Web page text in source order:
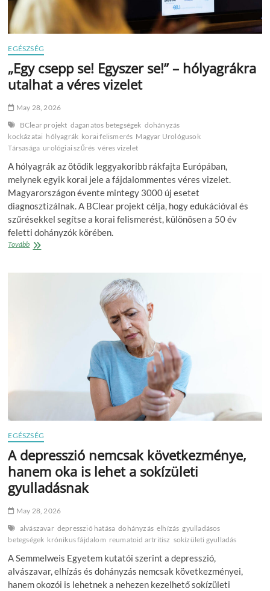
EGÉSZSÉG
„Egy csepp se! Egyszer se!” – hólyagrákra
utalhat a véres vizelet
May 28, 2026
BClear projekt daganatos betegségek dohányzás
kockázatai hólyagrák korai felismerés Magyar Urológusok
Társasága urológiai szűrés véres vizelet
A hólyagrák az ötödik leggyakoribb rákfajta Európában,
melynek egyik korai jele a fájdalommentes véres vizelet.
Magyarországon évente mintegy 3000 új esetet
diagnosztizálnak. A BClear projekt célja, hogy edukációval és
szűrésekkel segítse a korai felismerést, különösen a 50 év
feletti dohányzók körében.
Tovább„Egy
EGÉSZSÉG
A depresszió nemcsak következménye,
hanem oka is lehet a sokízületi
gyulladásnak
May 28, 2026
alvászavar depresszió hatása dohányzás elhízás gyulladásos
betegségek krónikus fájdalom reumatoid artritisz sokízületi gyulladás
A Semmelweis Egyetem kutatói szerint a depresszió,
alvászavar, elhízás és dohányzás nemcsak következményei,
hanem okozói is lehetnek a nehezen kezelhető sokízületi